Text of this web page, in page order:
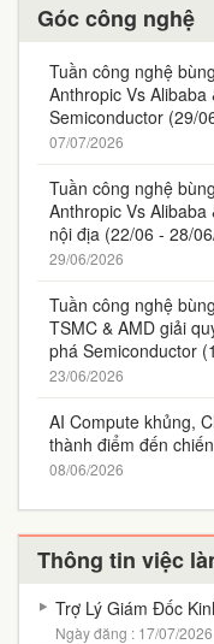
Góc công nghệ
Tuần công nghệ
Anthropic Vs
Semiconductor (29/
07/07/2026
Tuần công nghệ
Anthropic Vs
nội địa (22/06 - 28/
29/06/2026
Tuần công nghệ
TSMC & AMD giải
phá Semiconductor
23/06/2026
AI Compute khủng,
thành điểm đến
08/06/2026
Thông tin việc
Trợ Lý Giám Đốc
Ngày đăng : 17/07/2026